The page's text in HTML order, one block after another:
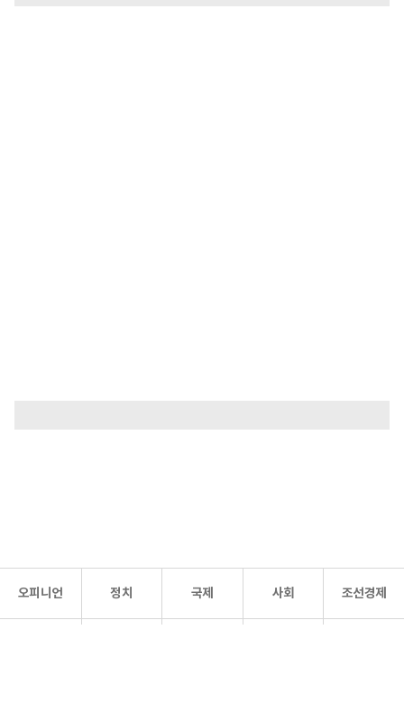
오피니언 정치 국제 사회 조선경제